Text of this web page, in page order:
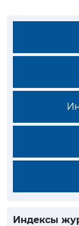
Индексы